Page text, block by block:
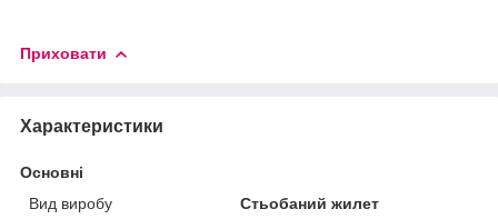
Приховати
Характеристики
Основні
Вид виробу
Стьобаний жилет